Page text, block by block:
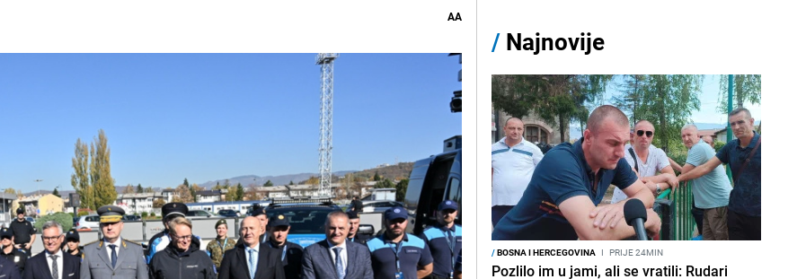
AA
/ Najnovije
/BOSNA I HERCEGOVINA I PRIJE 24MIN
Pozlilo im u jami, ali se vratili: Rudari